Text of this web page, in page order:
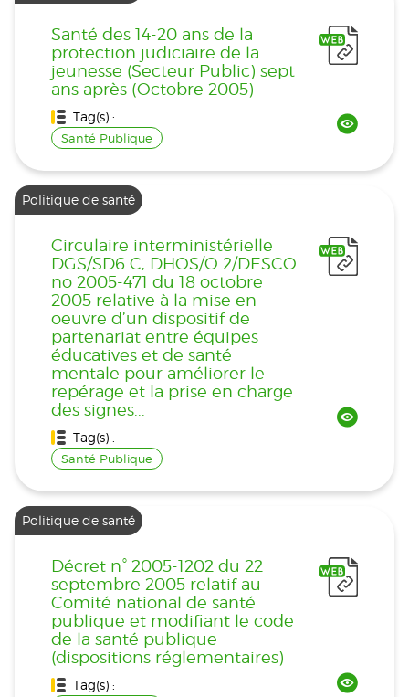
Santé des 14-20 ans de la
protection judiciaire de la
jeunesse (Secteur Public) sept
ans après (Octobre 2005)
Tag(s) :
Santé Publique
Politique de santé
Circulaire interministérielle
DGS/SD6 C, DHOS/O 2/DESCO
no 2005-471 du 18 octobre
2005 relative à la mise en
oeuvre d’un dispositif de
partenariat entre équipes
éducatives et de santé
mentale pour améliorer le
repérage et la prise en charge
des signes...
Tag(s) :
Santé Publique
Politique de santé
Décret n° 2005-1202 du 22
septembre 2005 relatif au
Comité national de santé
publique et modifiant le code
de la santé publique
(dispositions réglementaires)
Tag(s) :